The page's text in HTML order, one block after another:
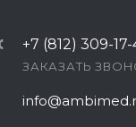
+7 (812) 309-17-
ЗАКАЗАТЬ